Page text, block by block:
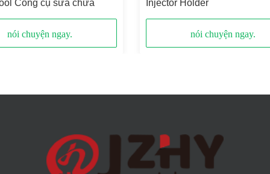
Công cụ sửa chữa
nói chuyện ngay.
Injector Holder
nói chuyện ngay.